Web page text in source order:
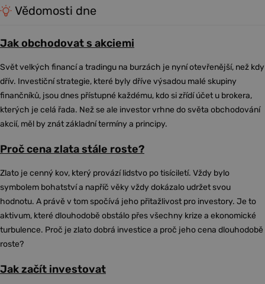
Vědomosti dne
Jak obchodovat s akciemi
Svět velkých financí a tradingu na burzách je nyní otevřenější, než kdy
dřív. Investiční strategie, které byly dříve výsadou malé skupiny
finančníků, jsou dnes přístupné každému, kdo si zřídí účet u brokera,
kterých je celá řada. Než se ale investor vrhne do světa obchodování
akcií, měl by znát základní termíny a principy.
Proč cena zlata stále roste?
Zlato je cenný kov, který provází lidstvo po tisíciletí. Vždy bylo
symbolem bohatství a napříč věky vždy dokázalo udržet svou
hodnotu. A právě v tom spočívá jeho přitažlivost pro investory. Je to
aktivum, které dlouhodobě obstálo přes všechny krize a ekonomické
turbulence. Proč je zlato dobrá investice a proč jeho cena dlouhodobě
roste?
Jak začít investovat